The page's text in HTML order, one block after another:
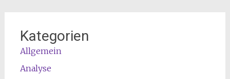
Kategorien
Allgemein
Analyse